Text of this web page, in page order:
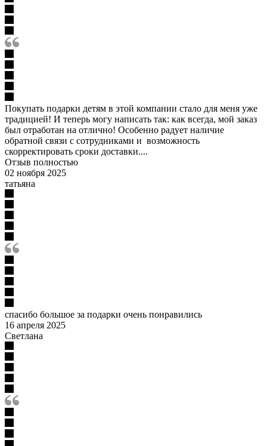
Покупать подарки детям в этой компании стало для меня уже
традицией! И теперь могу написать так: как всегда, мой заказ
был отработан на отлично! Особенно радует наличие
обратной связи с сотрудниками и возможность
скорректировать сроки доставки....
Отзыв полностью
02 ноября 2025
татьяна
спасибо большое за подарки очень понравились
16 апреля 2025
Светлана